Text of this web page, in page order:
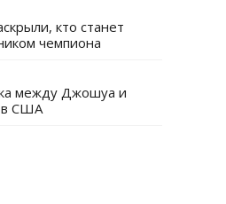
кто станет
чемпиона
между Джошуа и
в США